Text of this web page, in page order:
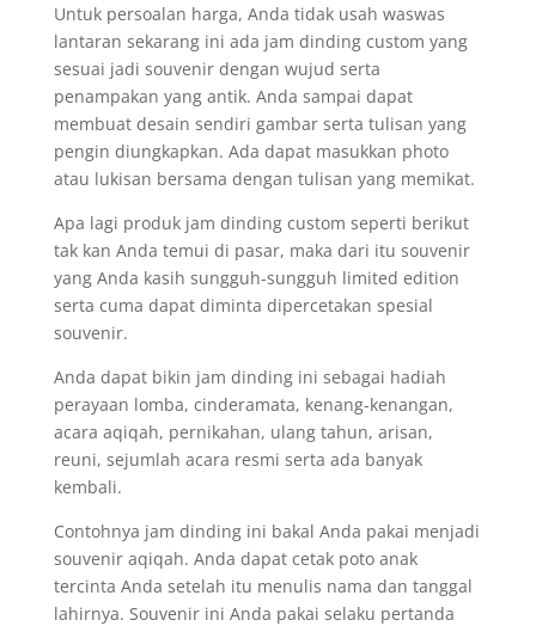
Untuk persoalan harga, Anda tidak usah waswas
lantaran sekarang ini ada jam dinding custom yang
sesuai jadi souvenir dengan wujud serta
penampakan yang antik. Anda sampai dapat
membuat desain sendiri gambar serta tulisan yang
pengin diungkapkan. Ada dapat masukkan photo
atau lukisan bersama dengan tulisan yang memikat.
Apa lagi produk jam dinding custom seperti berikut
tak kan Anda temui di pasar, maka dari itu souvenir
yang Anda kasih sungguh-sungguh limited edition
serta cuma dapat diminta dipercetakan spesial
souvenir.
Anda dapat bikin jam dinding ini sebagai hadiah
perayaan lomba, cinderamata, kenang-kenangan,
acara aqiqah, pernikahan, ulang tahun, arisan,
reuni, sejumlah acara resmi serta ada banyak
kembali.
Contohnya jam dinding ini bakal Anda pakai menjadi
souvenir aqiqah. Anda dapat cetak poto anak
tercinta Anda setelah itu menulis nama dan tanggal
lahirnya. Souvenir ini Anda pakai selaku pertanda